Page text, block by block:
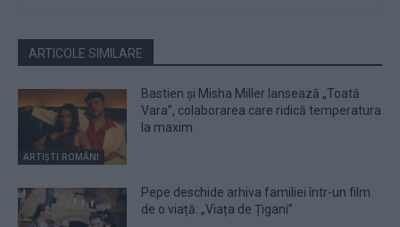
ARTICOLE SIMILARE
ARTIȘTI ROMÂNI
Bastien și Misha Miller lansează „Toată
Vara”, colaborarea care ridică temperatura
la maxim
Pepe deschide arhiva familiei într-un film
de o viață: „Viața de Țigani”